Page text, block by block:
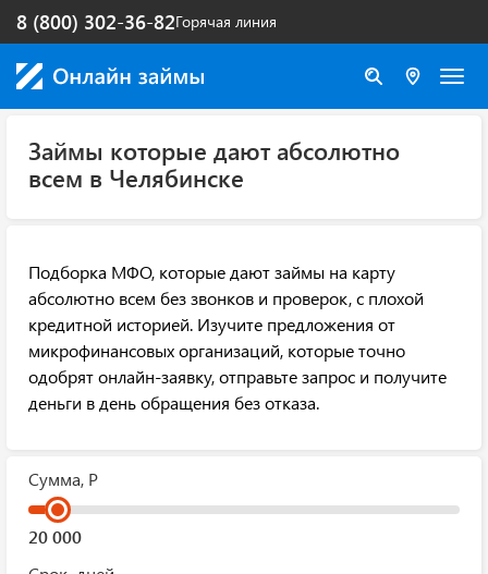
Горячая линия
8 (800) 302-36-82
Займы которые дают абсолютно
всем в Челябинске
Подборка МФО, которые дают займы на карту
абсолютно всем без звонков и проверок, с плохой
кредитной историей. Изучите предложения от
микрофинансовых организаций, которые точно
одобрят онлайн-заявку, отправьте запрос и получите
деньги в день обращения без отказа.
Сумма, Р